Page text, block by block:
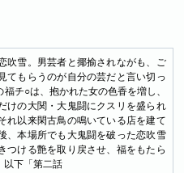
吹雪。男芸者と揶揄されながも、ご
てもらうのが自分の芸だと言い切っ
チ○は、抱かれた女の色香を増し、
けの大関・大鬼闘にクスリを盛られ
れ以来閑古鳥の鳴いている店を建て
、本場所でも大鬼闘を破った恋吹雪
つける艶を取り戻させ、福をもたら
下「第二話